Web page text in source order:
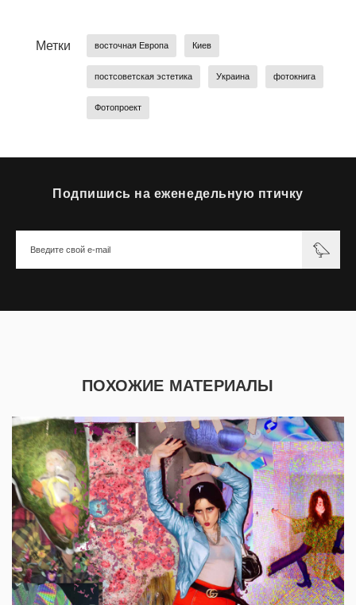
Метки восточная Европа Киев
постсоветская эстетика Украина фотокнига
Фотопроект
Подпишись на еженедельную птичку
ПОХОЖИЕ МАТЕРИАЛЫ